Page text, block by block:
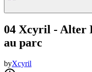
04 Xcyril - Alter
au parc
byXcyril